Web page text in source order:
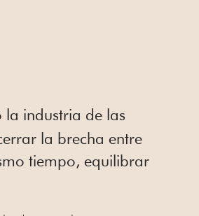
la industria de las
la brecha entre
tiempo, equilibrar